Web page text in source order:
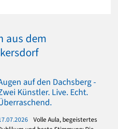
aus dem
auf den Dachsberg -
Künstler. Live. Echt.
Volle Aula, begeistertes